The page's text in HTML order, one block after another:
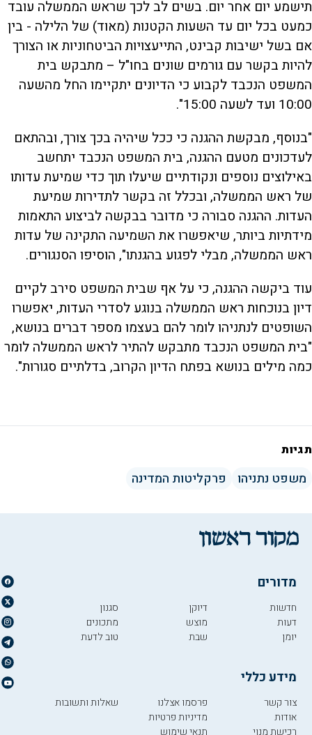
תישמע יום אחר יום. בשים לב לכך שראש הממשלה עובד
כמעט בכל יום עד השעות הקטנות (מאוד) של הלילה - בין
אם בשל ישיבות קבינט, התייעצויות הביטחוניות או הצורך
להיות בקשר עם גורמים שונים בחו"ל – מתבקש בית
המשפט הנכבד לקבוע כי הדיונים יתקיימו החל מהשעה
10:00 ועד לשעה 15:00".
"בנוסף, מבקשת ההגנה כי ככל שיהיה בכך צורך, ובהתאם
לעדכונים מטעם ההגנה, בית המשפט הנכבד יתחשב
באילוצים נוספים ונקודתיים שיעלו תוך כדי שמיעת עדותו
של ראש הממשלה, ובכלל זה בקשר לתדירות שמיעת
העדות. ההגנה סבורה כי מדובר בבקשה לביצוע התאמות
מידתיות ביותר, שיאפשרו את השמיעה התקינה של עדות
ראש הממשלה, מבלי לפגוע בהגנתו", הוסיפו הסנגורים.
עוד ביקשה ההגנה, כי על אף שבית המשפט סירב לקיים
דיון בנוכחות ראש הממשלה בנוגע לסדרי העדות, יאפשרו
השופטים לנתניהו לומר להם בעצמו מספר דברים בנושא,
"בית המשפט הנכבד מתבקש להתיר לראש הממשלה לומר
כמה מילים בנושא בפתח הדיון הקרוב, בדלתיים סגורות".
תגיות
משפט נתניהו פרקליטות המדינה
מדורים
חדשות
דעות
יומן
דיוקן
מוצש
שבת
סגנון
מתכונים
טוב לדעת
מידע כללי
צור קשר
אודות
פרסמו אצלנו
מדיניות פרטיות
שאלות ותשובות